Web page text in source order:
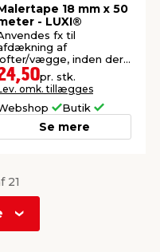
18 mm x 50
- LUXI®
fx til
af
vægge, inden der
males.pr. stk.
omk. tillægges
Butik
Se mere
21